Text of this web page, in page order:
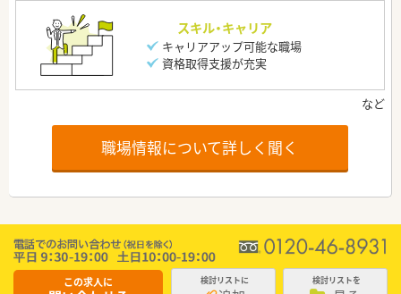
スキル・キャリア
キャリアアップ可能な職場
資格取得支援が充実
職場情報について詳しく聞く
この求人に 検討リストに 検討リストを